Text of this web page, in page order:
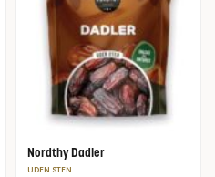
Nordthy Dadler
UDEN STEN